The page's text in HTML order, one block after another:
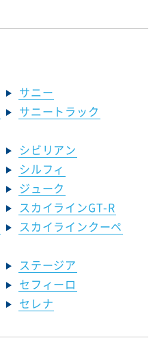
サニー
サニートラック
シビリアン
シルフィ
ジューク
スカイラインGT-R
スカイラインクーペ
ステージア
セフィーロ
セレナ